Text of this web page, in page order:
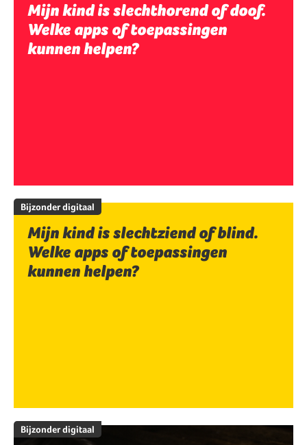
Mijn kind is slechthorend of doof.
Welke apps of toepassingen
kunnen helpen?
Bijzonder digitaal
Mijn kind is slechtziend of blind.
Welke apps of toepassingen
kunnen helpen?
Bijzonder digitaal